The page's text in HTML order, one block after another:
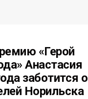
«Герой
Анастасия
заботится о
Норильска